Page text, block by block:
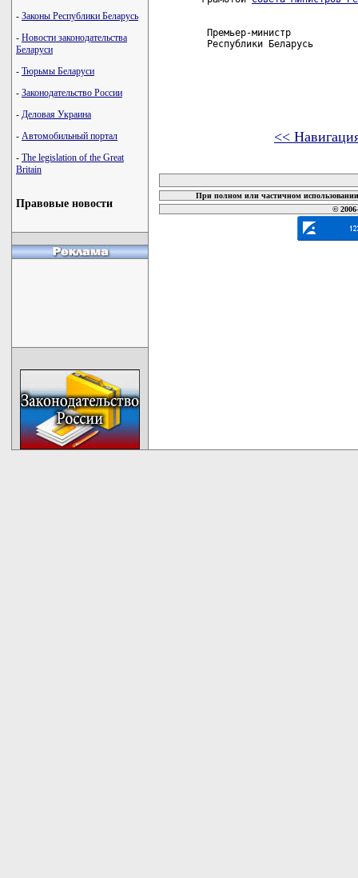
- Законы Республики Беларусь
- Новости законодательства
Беларуси
- Тюрьмы Беларуси
- Законодательство России
- Деловая Украина
- Автомобильный портал
- The legislation of the Great
Britain
Правовые новости
Премьер-министр
Республики
<<
При полном или частичном
©